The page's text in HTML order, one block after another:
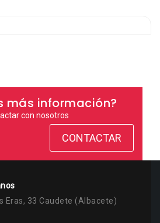
más información?
con nosotros
CONTACTAR
Eras, 33 Caudete (Albacete)